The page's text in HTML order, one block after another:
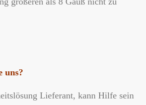
uns?
Lieferant, kann Hilfe sein